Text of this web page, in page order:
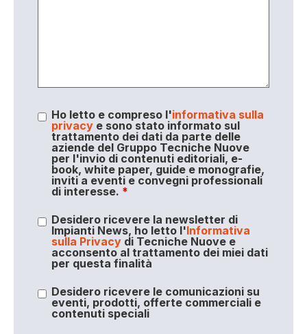
Ho letto e compreso l'informativa sulla
privacye sono stato informato sul
trattamento dei dati da parte delle
aziende del Gruppo Tecniche Nuove
per l'invio di contenuti editoriali, e-
book, white paper, guide e monografie,
inviti a eventi e convegni professionali
di interesse. *
Desidero ricevere la newsletter di
Impianti News, ho letto l'Informativa
sulla Privacydi Tecniche Nuove e
acconsento al trattamento dei miei dati
per questa finalità
Desidero ricevere le comunicazioni su
eventi, prodotti, offerte commerciali e
contenuti speciali